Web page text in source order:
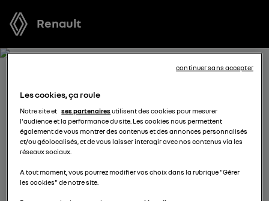
Renault
RECEVEZ GRATUITEMENT
VOTRE OFFRE POUR KANGOO
VAN
proposer l’offre la plus avantageuse, des solutions de
Les cookies, ça roule
Notre site et ses partenairesutilisent des cookies pour mesurer
l'audience et la performance du site. Les cookies nous permettent
également de vous montrer des contenus et des annonces personnalisés
et/ou géolocalisés, et de vous laisser interagir avec nos contenus via les
réseaux sociaux.
A tout moment, vous pourrez modifier vos choix dans la rubrique "Gérer
les cookies" de notre site.
continuer sans accepter